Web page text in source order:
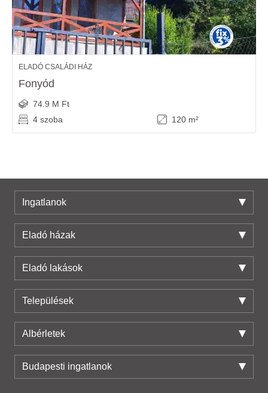
ELADÓ CSALÁDI HÁZ
Fonyód
74.9 M Ft
4 szoba
120 m²
Ingatlanok
Eladó házak
Eladó lakások
Települések
Albérletek
Budapesti ingatlanok